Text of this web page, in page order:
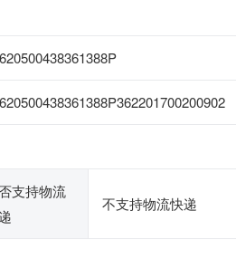
支持物流
不支持物流快递